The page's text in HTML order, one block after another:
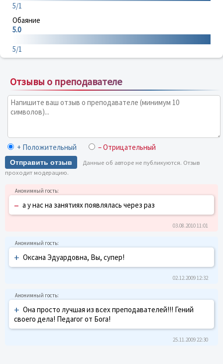
5/1
Обаяние
5.0
5/1
Отзывы о преподавателе
+ Положительный – Отрицательный
Отправить отзыв
Данные об авторе не публикуются. Отзыв
проходит модерацию.
– а у нас на занятиях появлялась через раз
03.08.2010 11:01
+ Оксана Эдуардовна, Вы, супер!
02.12.2009 12:32
+ Она просто лучшая из всех преподавателей!!! Гений
своего дела! Педагог от Бога!
25.11.2009 22:30